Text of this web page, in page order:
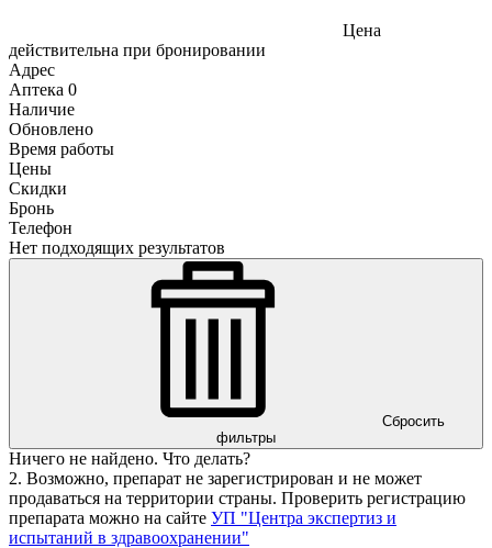
Цена
действительна при бронировании
Адрес
Аптека 0
Наличие
Обновлено
Время работы
Цены
Скидки
Бронь
Телефон
Нет подходящих результатов
Сбросить
фильтры
Ничего не найдено. Что делать?
2. Возможно, препарат не зарегистрирован и не может
продаваться на территории страны. Проверить регистрацию
препарата можно на сайте УП "Центра экспертиз и
испытаний в здравоохранении"